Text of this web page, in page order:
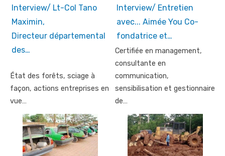
Interview/ Lt-Col Tano
Maximin,
Directeur départemental
des…
État des forêts, sciage à
façon, actions entreprises en
vue…
Interview/ Entretien
avec... Aimée You Co-
fondatrice et…
Certifiée en management,
consultante en
communication,
sensibilisation et gestionnaire
de…